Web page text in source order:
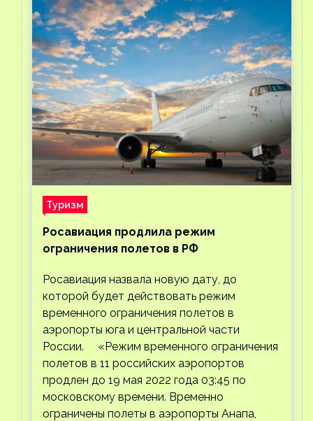
Туризм
Росавиация продлила режим
ограничения полетов в РФ
Росавиация назвала новую дату, до
которой будет действовать режим
временного ограничения полетов в
аэропорты юга и центральной части
России. «Режим временного ограничения
полетов в 11 российских аэропортов
продлен до 19 мая 2022 года 03:45 по
московскому времени. Временно
ограничены полеты в аэропорты Анапа,